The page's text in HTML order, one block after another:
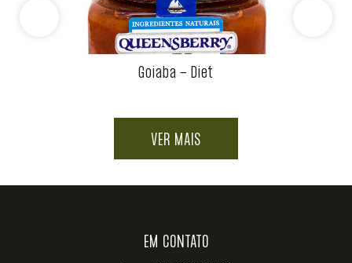
Goiaba - Diet
VER MAIS
EM CONTATO